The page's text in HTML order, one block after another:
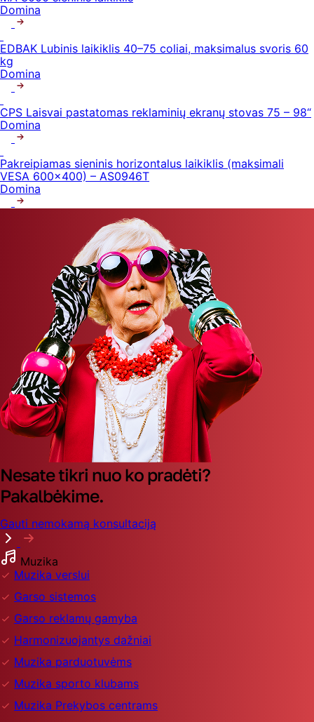
Domina
EDBAK Lubinis laikiklis 40–75 coliai, maksimalus svoris 60
kg
Domina
CPS Laisvai pastatomas reklaminių ekranų stovas 75 – 98“
Domina
Pakreipiamas sieninis horizontalus laikiklis (maksimali
VESA 600×400) – AS0946T
Domina
Nesate tikri nuo ko pradėti?
Pakalbėkime.
Gauti nemokamą konsultaciją
Muzika
Muzika verslui
Garso sistemos
Garso reklamų gamyba
Harmonizuojantys dažniai
Muzika parduotuvėms
Muzika sporto klubams
Muzika Prekybos centrams